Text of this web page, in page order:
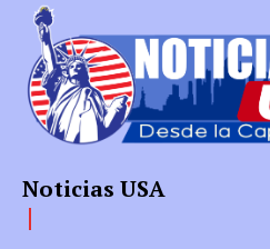
Noticias USA